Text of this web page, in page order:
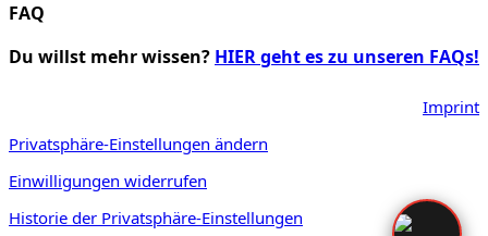
FAQ
Du willst mehr wissen? HIER geht es zu unseren FAQs!
Imprint
Privatsphäre-Einstellungen ändern
Einwilligungen widerrufen
Historie der Privatsphäre-Einstellungen